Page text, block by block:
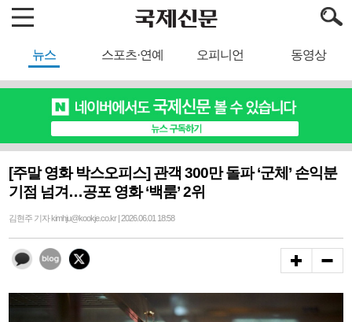
뉴스 스포츠·연예 오피니언 동영상
[주말 영화 박스오피스] 관객 300만 돌파 ‘군체’ 손익분
기점 넘겨…공포 영화 ‘백룸’ 2위
김현주 기자 kimhju@kookje.co.kr | 2026.06.01 18:58